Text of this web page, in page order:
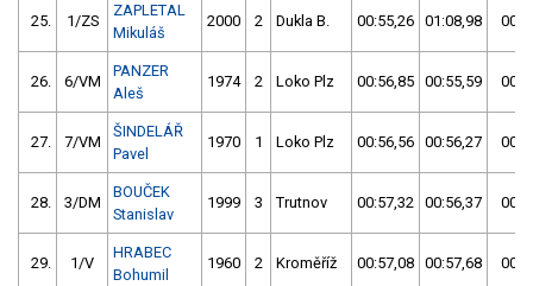
25. 1/ZS
ZAPLETAL
Mikuláš
2000 2 Dukla B. 00:55,26 01:08,98
26. 6/VM
PANZER
Aleš
1974 2 Loko Plz 00:56,85 00:55,59
27. 7/VM
ŠINDELÁŘ
Pavel
1970 1 Loko Plz 00:56,56 00:56,27
28. 3/DM
BOUČEK
Stanislav
1999 3 Trutnov 00:57,32 00:56,37
29. 1/V
HRABEC
Bohumil
1960 2 Kroměříž 00:57,08 00:57,68